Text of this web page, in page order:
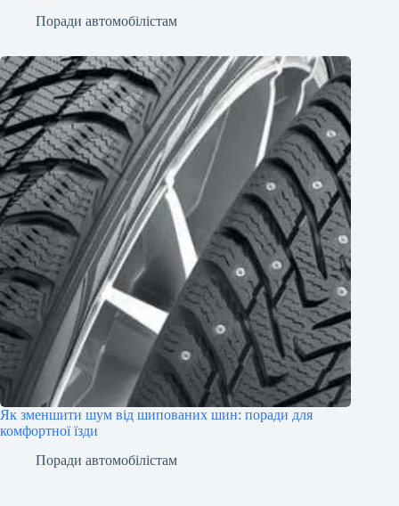
Поради автомобілістам
Як зменшити шум від шипованих шин: поради для
комфортної їзди
Поради автомобілістам